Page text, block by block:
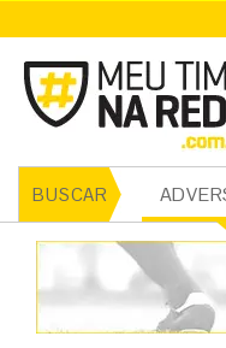
BUSCAR